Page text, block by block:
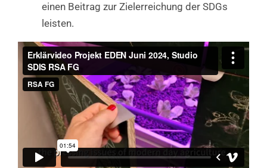
einen Beitrag zur Zielerreichung der SDGs
leisten.